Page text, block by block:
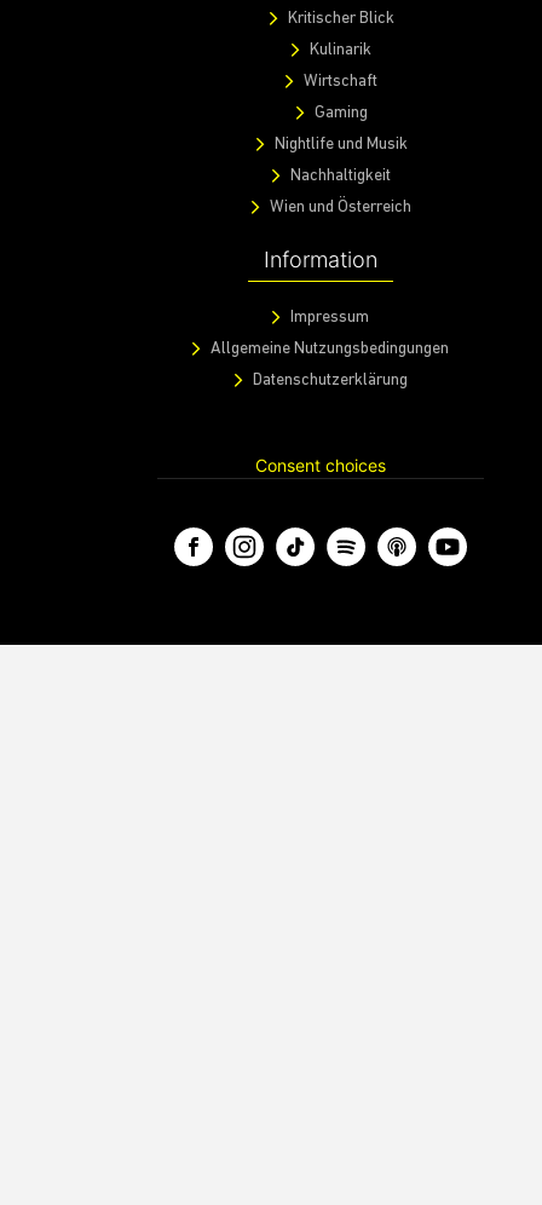
Kritischer Blick
Kulinarik
Wirtschaft
Gaming
Nightlife und Musik
Nachhaltigkeit
Wien und Österreich
Information
Impressum
Allgemeine Nutzungsbedingungen
Datenschutzerklärung
Consent choices